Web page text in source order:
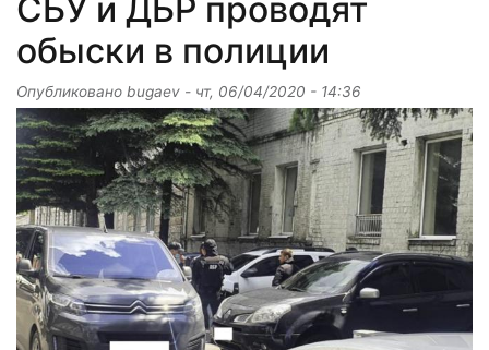
СБУ и ДБР проводят
обыски в полиции
Опубликовано bugaev - чт, 06/04/2020 - 14:36